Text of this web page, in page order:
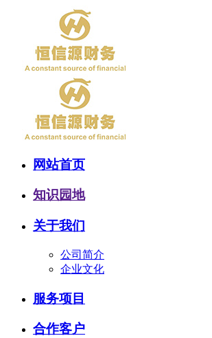
网站首页
知识园地
关于我们
公司简介
企业文化
服务项目
合作客户